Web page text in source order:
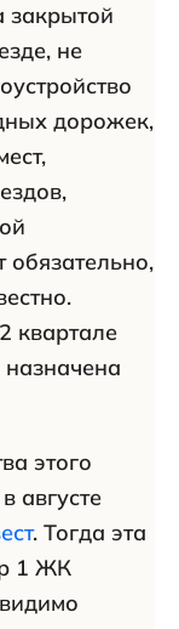
закрытой
не
дорожек,
квартале
этого
августе
. Тогда эта
1 ЖК